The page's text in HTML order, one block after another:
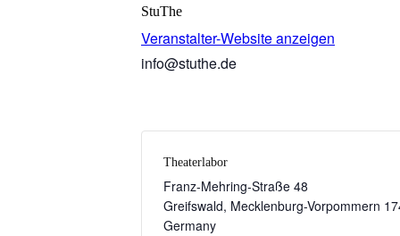
StuThe
Veranstalter-Website anzeigen
info@stuthe.de
Theaterlabor
Franz-Mehring-Straße 48
Greifswald, Mecklenburg-Vorpommern
Germany